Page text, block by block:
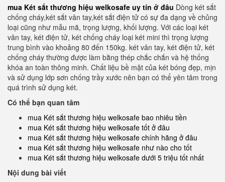
mua Két sắt thương hiệu welkosafe uy tín ở đâu Dòng két sắt
chống cháy,két sắt vân tay,két sắt điện tử có sự đa dạng về chủng
loại cũng như mẫu mã, trọng lượng, khối lượng. Với các loại két
vân tay, két điện tử, két chống cháy loại két mini thì trọng lượng
trung bình vào khoảng 80 đến 150kg. két vân tay, két điện tử, két
chống cháy thường được làm bằng thép chắc chắn và hệ thống
khóa an toàn thông minh. Chất liệu bề mặt của két bóng đẹp, mịn
và sử dụng lớp sơn chống trầy xước nên bạn có thể yên tâm trong
quá trình sử dụng két.
Có thể bạn quan tâm
mua Két sắt thương hiệu welkosafe bao nhiêu tiền
mua Két sắt thương hiệu welkosafe tốt ở đâu
mua Két sắt thương hiệu welkosafe chính hãng ở đâu
mua Két sắt thương hiệu welkosafe như nào cho tốt
mua Két sắt thương hiệu welkosafe dưới 5 triệu tốt nhất
Nội dung bài viết